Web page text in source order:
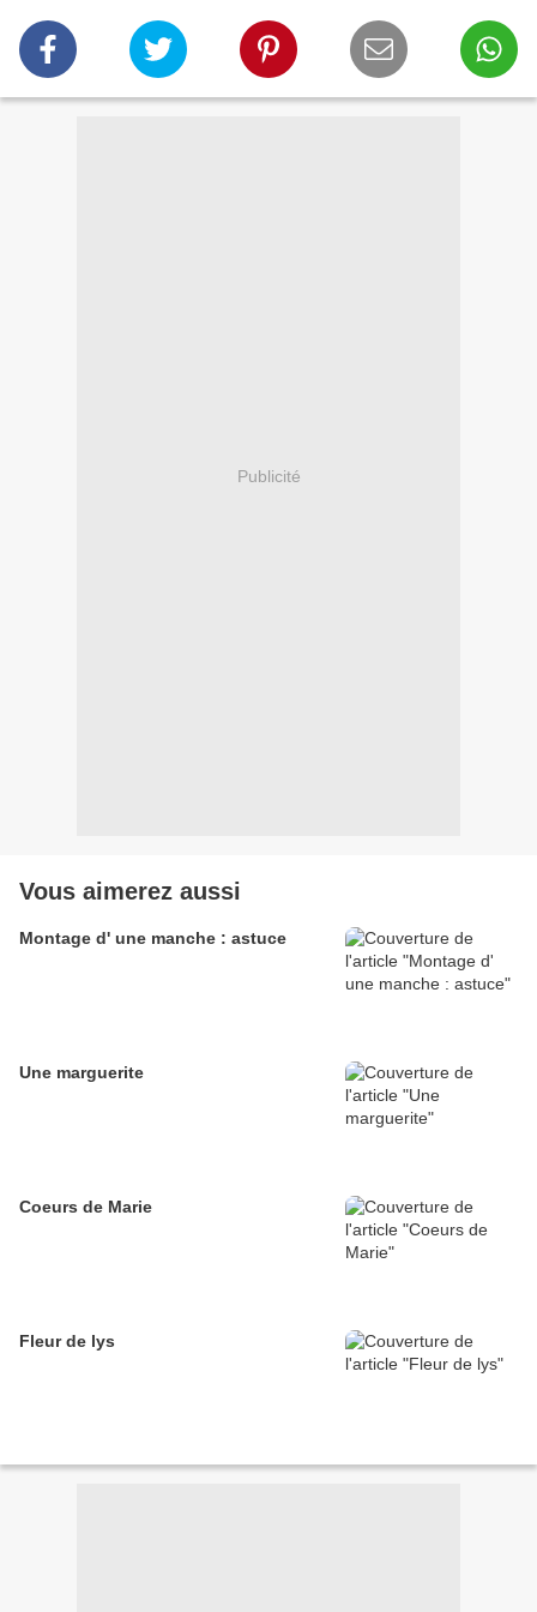
Publicité
Vous aimerez aussi
Montage d' une manche : astuce
Une marguerite
Coeurs de Marie
Fleur de lys